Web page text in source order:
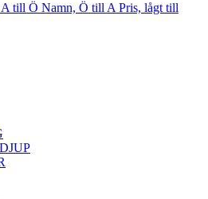
till Ö Namn, Ö till A Pris, lågt till